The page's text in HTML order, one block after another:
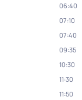
06:40
07:10
07:40
09:35
10:30
11:30
11:50